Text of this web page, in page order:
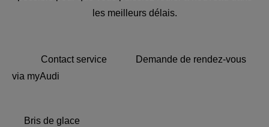
les meilleurs délais.
Contact service
Demande de rendez-vous
via myAudi
Bris de glace